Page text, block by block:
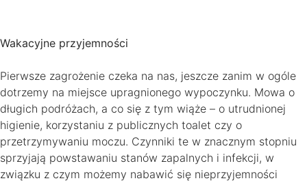
Wakacyjne przyjemności
Pierwsze zagrożenie czeka na nas, jeszcze zanim w ogóle
dotrzemy na miejsce upragnionego wypoczynku. Mowa o
długich podróżach, a co się z tym wiąże – o utrudnionej
higienie, korzystaniu z publicznych toalet czy o
przetrzymywaniu moczu. Czynniki te w znacznym stopniu
sprzyjają powstawaniu stanów zapalnych i infekcji, w
związku z czym możemy nabawić się nieprzyjemności